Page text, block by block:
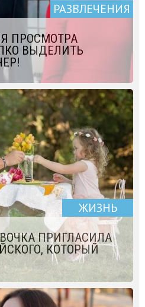
РАЗВЛЕЧЕНИЯ
ПРОСМОТРА
ВЫДЕЛИТЬ
ЖИЗНЬ
ПРИГЛАСИЛА
КОТОРЫЙ